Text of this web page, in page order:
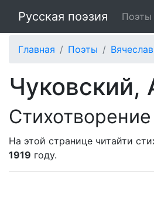
Русская поэзия Поэты
Главная Поэты
Чуковский,
На этой странице читайти
1919 году.